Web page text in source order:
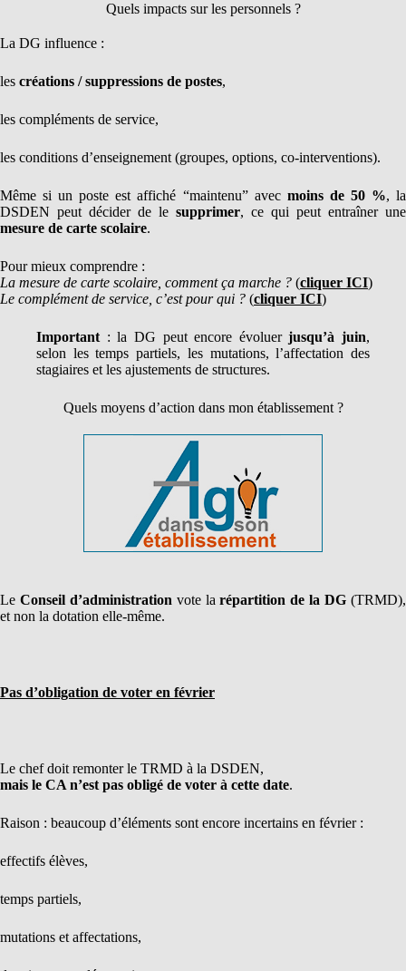
Quels impacts sur les personnels ?
La DG influence :
les créations / suppressions de postes,
les compléments de service,
les conditions d’enseignement (groupes, options, co-interventions).
Même si un poste est affiché “maintenu” avec moins de 50 %, la
DSDEN peut décider de le supprimer, ce qui peut entraîner une
mesure de carte scolaire.
Pour mieux comprendre :
La mesure de carte scolaire, comment ça marche ? (cliquer ICI)
Le complément de service, c’est pour qui ? (cliquer ICI)
Important : la DG peut encore évoluerjusqu’à juin,
selon les temps partiels, les mutations, l’affectation des
stagiaires et les ajustements de structures.
Quels moyens d’action dans mon établissement ?
Le Conseil d’administration vote larépartition de la DG (TRMD),
et non la dotation elle-même.
Pas d’obligation de voter en février
Le chef doit remonter le TRMD à la DSDEN,
mais le CA n’est pas obligé de voter à cette date.
Raison : beaucoup d’éléments sont encore incertains en février :
effectifs élèves,
temps partiels,
mutations et affectations,